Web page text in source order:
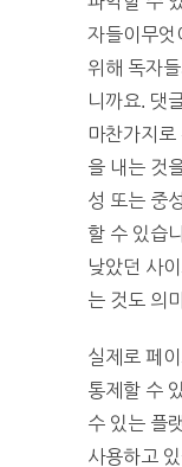
자들이무엇
위해 독자
니까요. 댓
마찬가지
을 내는 것
성 또는 중
할 수 있습
낮았던 사
는 것도 의
실제로 페
통제할 수
수 있는 플
사용하고